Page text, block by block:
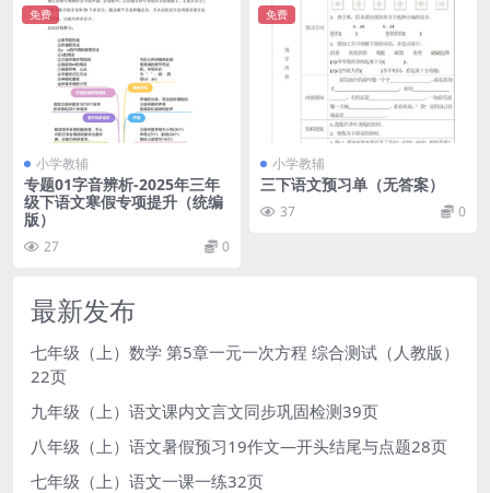
免费
小学教辅
专题01字音辨析-2025年三年
级下语文寒假专项提升（统编
版）
27 0
免费
小学教辅
三下语文预习单（无答案）
37 0
最新发布
七年级（上）数学 第5章一元一次方程 综合测试（人教版）
22页
九年级（上）语文课内文言文同步巩固检测39页
八年级（上）语文暑假预习19作文—开头结尾与点题28页
七年级（上）语文一课一练32页